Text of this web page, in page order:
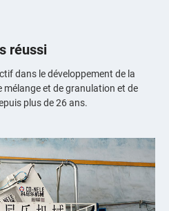
réussi
dans le développement de la
et de granulation et de
plus de 26 ans.